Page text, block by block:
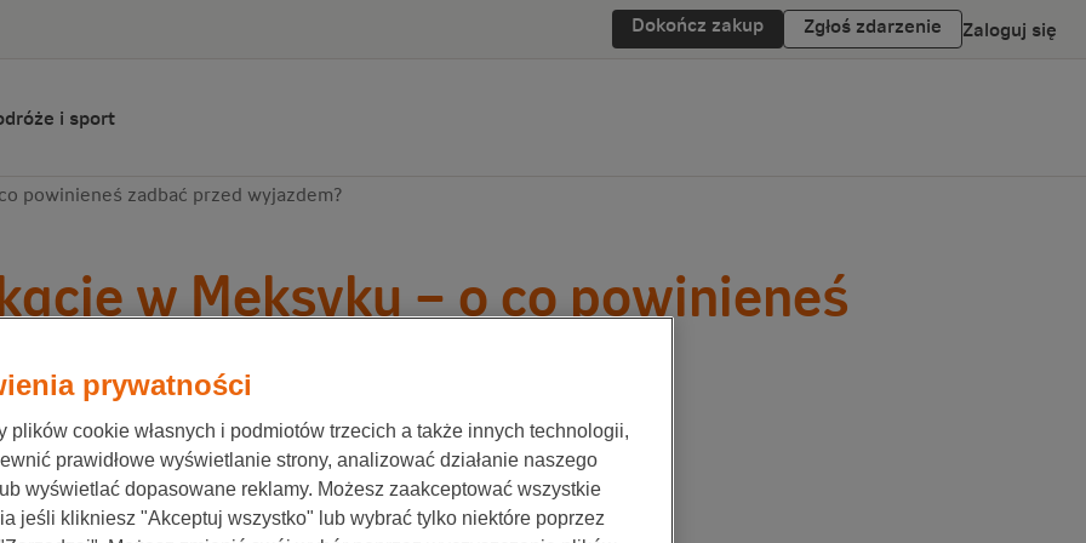
Dokończ zakup Zgłoś zdarzenie Zaloguj się
i sport
powinieneś zadbać przed wyjazdem?
w Meksyku – o co powinieneś
przed wyjazdem?
Nederlanden29 czerwca 2020
prywatności
plików cookie własnych i podmiotów trzecich a także innych technologii,
prawidłowe wyświetlanie strony, analizować działanie naszego
wyświetlać dopasowane reklamy. Możesz zaakceptować wszystkie
jeśli klikniesz "Akceptuj wszystko" lub wybrać tylko niektóre poprzez